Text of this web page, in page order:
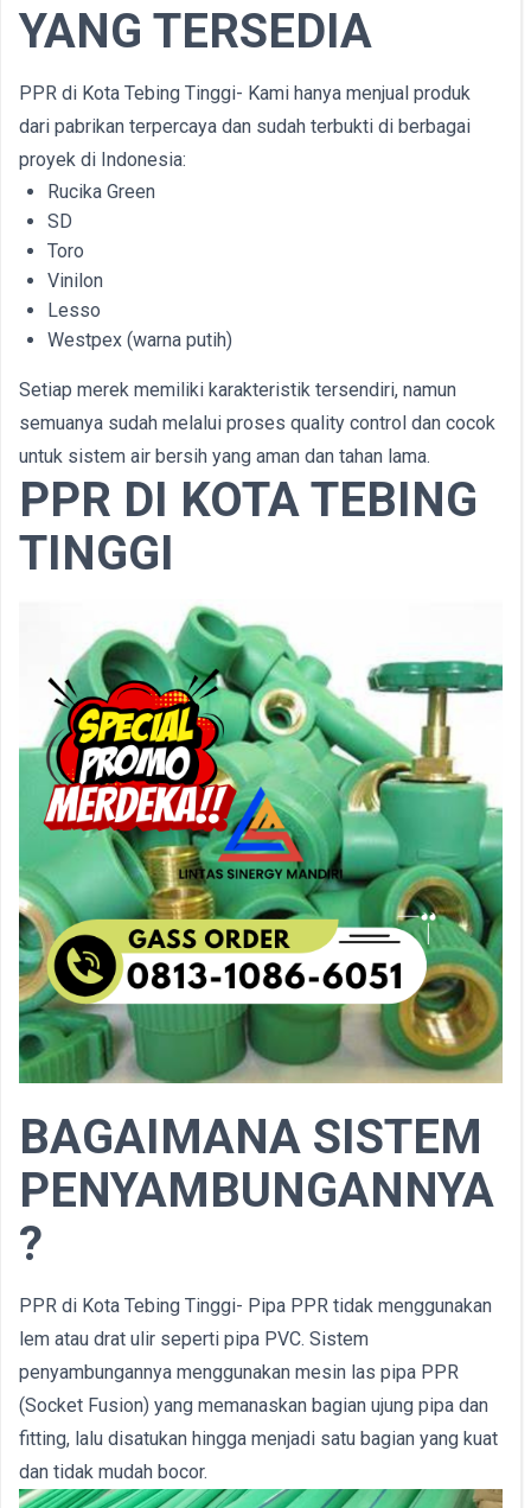
YANG TERSEDIA
PPR di Kota Tebing Tinggi- Kami hanya menjual produk
dari pabrikan terpercaya dan sudah terbukti di berbagai
proyek di Indonesia:
Rucika Green
SD
Toro
Vinilon
Lesso
Westpex (warna putih)
Setiap merek memiliki karakteristik tersendiri, namun
semuanya sudah melalui proses quality control dan cocok
untuk sistem air bersih yang aman dan tahan lama.
PPR DI KOTA TEBING
TINGGI
BAGAIMANA SISTEM
PENYAMBUNGANNYA
?
PPR di Kota Tebing Tinggi- Pipa PPR tidak menggunakan
lem atau drat ulir seperti pipa PVC. Sistem
penyambungannya menggunakan mesin las pipa PPR
(Socket Fusion) yang memanaskan bagian ujung pipa dan
fitting, lalu disatukan hingga menjadi satu bagian yang kuat
dan tidak mudah bocor.